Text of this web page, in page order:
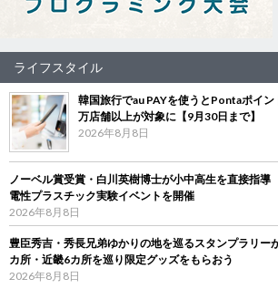
ライフスタイル
韓国旅行でau PAYを使うとPontaポイ
万店舗以上が対象に【9月30日まで】
2026年8月8日
ノーベル賞受賞・白川英樹博士が小中高生を直接指
電性プラスチック実験イベントを開催
2026年8月8日
豊臣秀吉・秀長兄弟ゆかりの地を巡るスタンプラリ
カ所・近畿6カ所を巡り限定グッズをもらおう
2026年8月8日